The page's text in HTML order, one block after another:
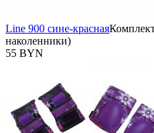
Line 900 сине-красная
наколенники)
55 BYN